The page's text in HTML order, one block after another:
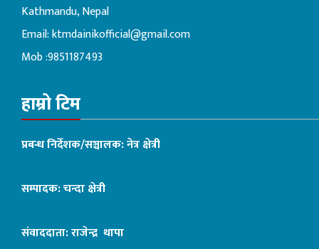
Kathmandu, Nepal
Email:ktmdainikofficial@gmail.com
Mob :9851187493
हाम्रो टिम
प्रबन्ध निर्देशक/सञ्चालक: नेत्र क्षेत्री
सम्पादक: चन्दा क्षेत्री
संवाददाता: राजेन्द्र थापा